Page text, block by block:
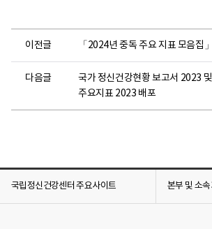
이전글 「2024년 중독 주요 지표 모음집
다음글
국가 정신건강현황 보고서 2023
주요지표 2023 배포
국립정신건강센터 주요사이트 본부 및 소